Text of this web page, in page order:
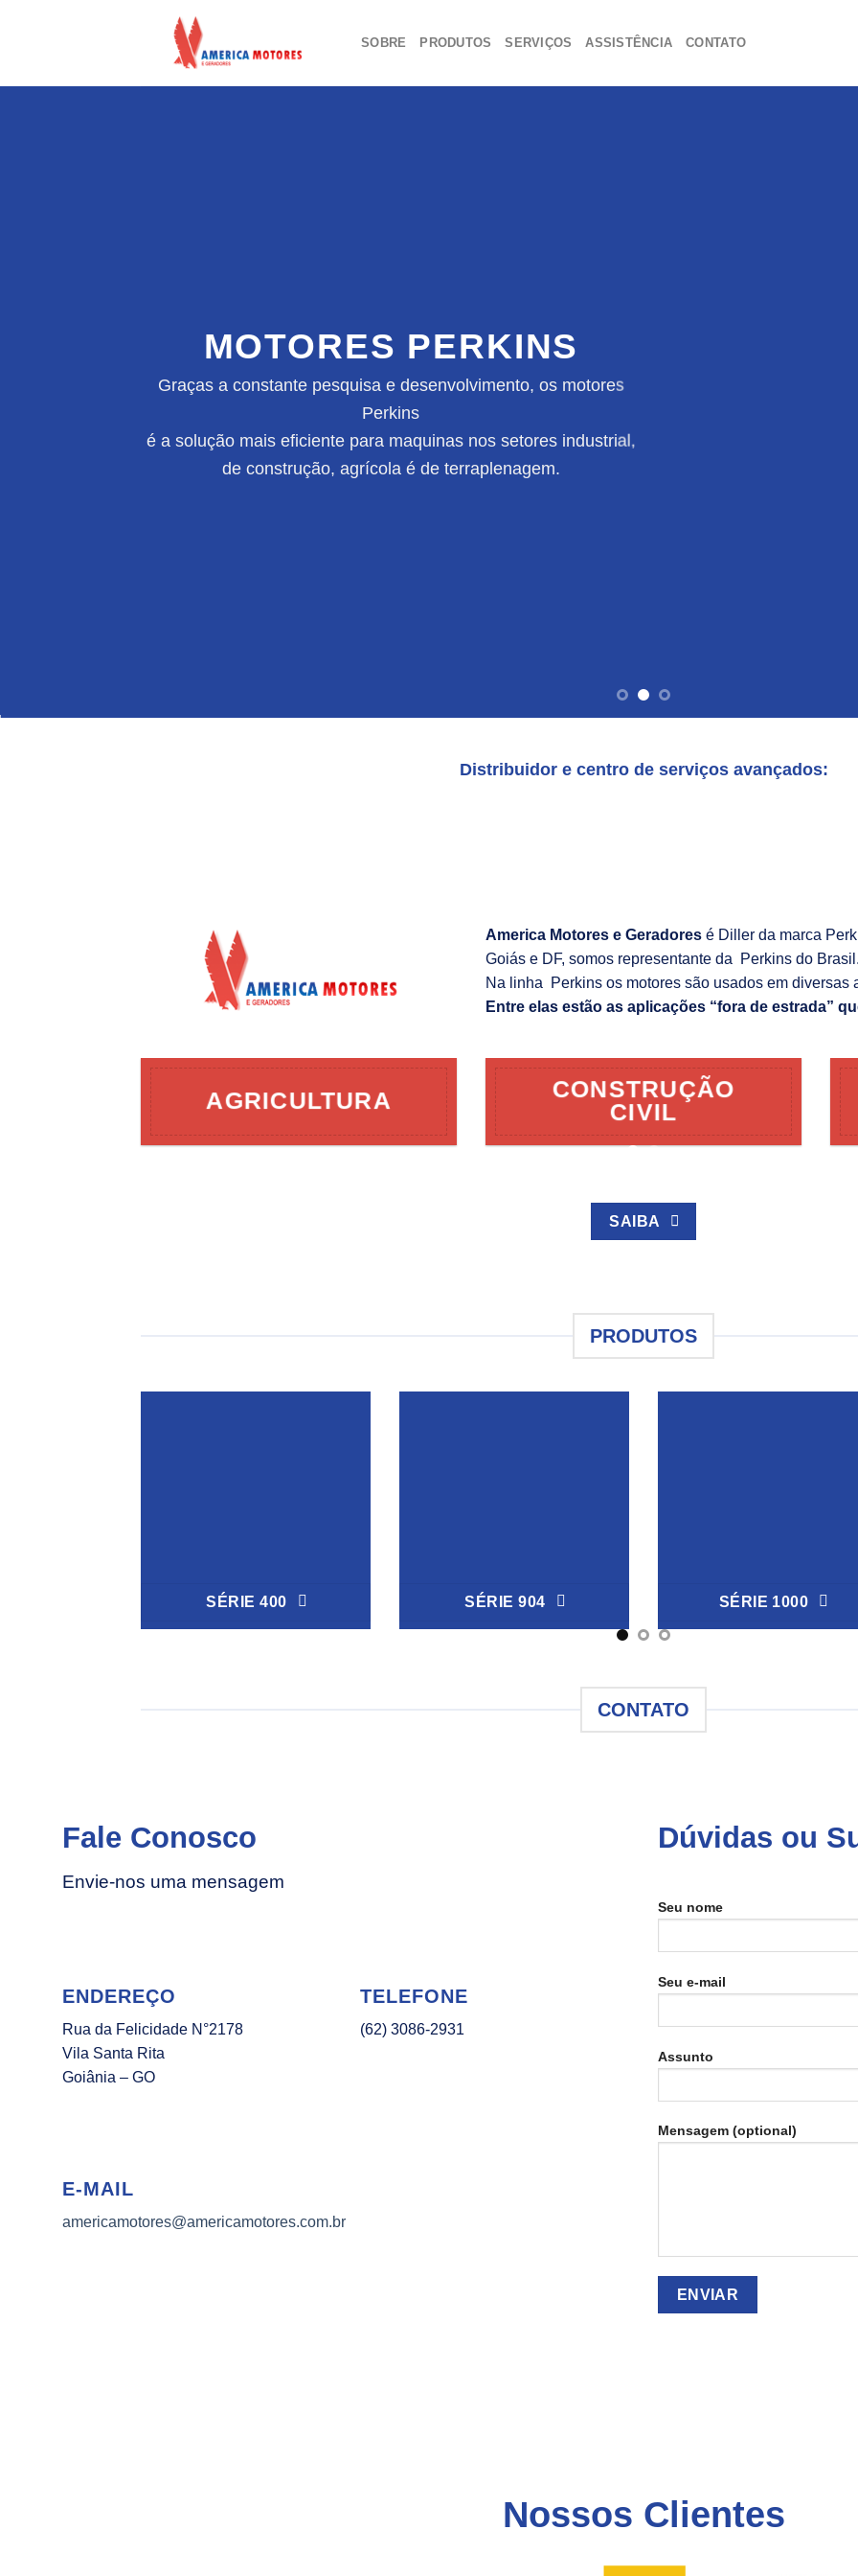
SOBRE PRODUTOS SERVIÇOS ASSISTÊNCIA CONTATO
MOTORES PERKINS
Graças a constante pesquisa e desenvolvimento, os motores
Perkins
é a solução mais eficiente para maquinas nos setores industrial,
de construção, agrícola é de terraplenagem.
Distribuidor e centro de serviços avançados:
America Motores e Geradores é Diller da marca
Goiás e DF, somos representante da Perkins do Brasil.
Na linha Perkins os motores são usados em diversas
Entre elas estão as aplicações “fora de estrada”
AGRICULTURA
CONSTRUÇÃO
CIVIL
SAIBA
PRODUTOS
SÉRIE 400 SÉRIE 904 SÉRIE 1000
CONTATO
Fale Conosco
Envie-nos uma mensagem
ENDEREÇO
Rua da Felicidade N°2178
Vila Santa Rita
Goiânia – GO
TELEFONE
(62) 3086-2931
E-MAIL
americamotores@americamotores.com.br
Dúvidas ou
Seu nome
Seu e-mail
Assunto
Mensagem (optional)
Nossos Clientes